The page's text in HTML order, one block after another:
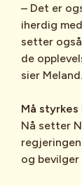
– Det er
iherdig
setter
de
sier Meland.
Må
Nå setter
og